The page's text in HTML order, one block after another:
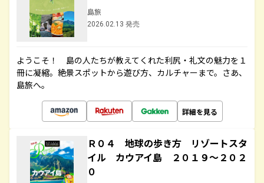
島旅
2026.02.13 発売
ようこそ！ 島の人たちが教えてくれた利尻・礼文の魅力を１
冊に凝縮。絶景スポットから遊び方、カルチャーまで。さあ、
島旅へ。
詳細を見る
Ｒ０４ 地球の歩き方 リゾートスタ
イル カウアイ島 ２０１９～２０２
０